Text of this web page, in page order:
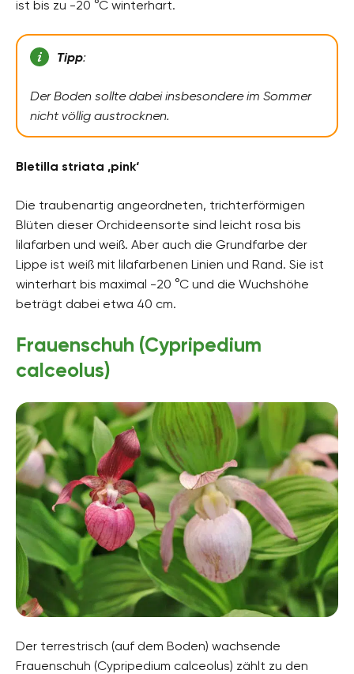
ist bis zu -20 °C winterhart.
Tipp:
Der Boden sollte dabei insbesondere im Sommer
nicht völlig austrocknen.
Bletilla striata ‚pink‘
Die traubenartig angeordneten, trichterförmigen
Blüten dieser Orchideensorte sind leicht rosa bis
lilafarben und weiß. Aber auch die Grundfarbe der
Lippe ist weiß mit lilafarbenen Linien und Rand. Sie ist
winterhart bis maximal -20 °C und die Wuchshöhe
beträgt dabei etwa 40 cm.
Frauenschuh (Cypripedium
calceolus)
Der terrestrisch (auf dem Boden) wachsende
Frauenschuh (Cypripedium calceolus) zählt zu den